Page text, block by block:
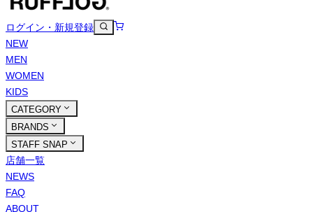
ログイン・新規登録
NEW
MEN
WOMEN
KIDS
CATEGORY
BRANDS
STAFF SNAP
店舗一覧
NEWS
FAQ
ABOUT